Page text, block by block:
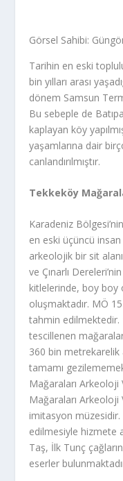
Görsel Sahibi:
Tarihin en eski
bin yılları arası
dönem Samsun
Bu sebeple de
kaplayan köy
yaşamlarına dair
canlandırılmıştır.
Tekkeköy
Karadeniz
en eski üçüncü
arkeolojik bir sit
ve Çınarlı
kitlelerinde, boy boy
oluşmaktadır. MÖ
tahmin edilmektedir.
tescillenen
360 bin metrekarelik
tamamı
Mağaraları Arkeoloji
Mağaraları Arkeoloji
imitasyon
edilmesiyle hizmete
Taş, İlk Tunç
eserler